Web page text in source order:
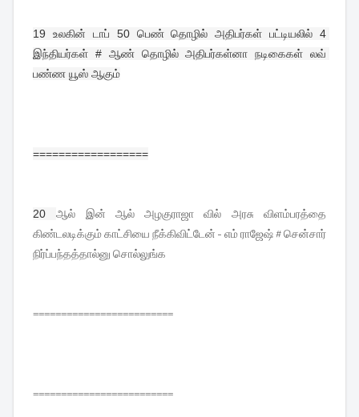
19 உலகின் டாப் 50 பெண் தொழில் அதிபர்கள் பட்டியலில் 4
இந்தியர்கள் # ஆண் தொழில் அதிபர்கள்னா நடிகைகள் லவ்
பண்ண யூஸ் ஆகும்
==================
20 ஆல் இன் ஆல் அழகுராஜா வில் அரசு விளம்பரத்தை
கிண்டலடிக்கும் காட்சியை நீக்கிவிட்டேன் - எம் ராஜேஷ் # சென்சார்
நிர்ப்பந்தத்தால்னு சொல்லுங்க
=========================
=========================